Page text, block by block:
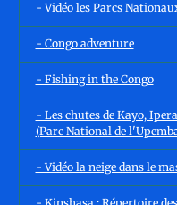
- Vidéo les Parcs
- Congo adventure
- Fishing in the Congo
- Les chutes de Kayo,
(Parc National de
- Vidéo la neige dans le